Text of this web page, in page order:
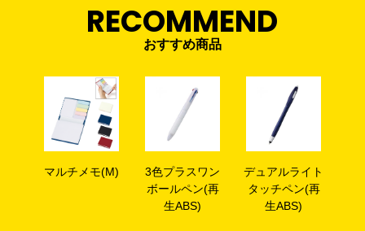
RECOMMEND
おすすめ商品
マルチメモ(M)
3色プラスワン
ボールペン(再
生ABS)
デュアルライト
タッチペン(再
生ABS)